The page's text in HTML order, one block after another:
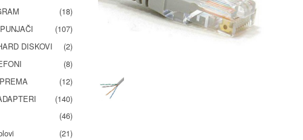
(18)
(107)
DISKOVI
(2)
(8)
(12)
(140)
(46)
(21)